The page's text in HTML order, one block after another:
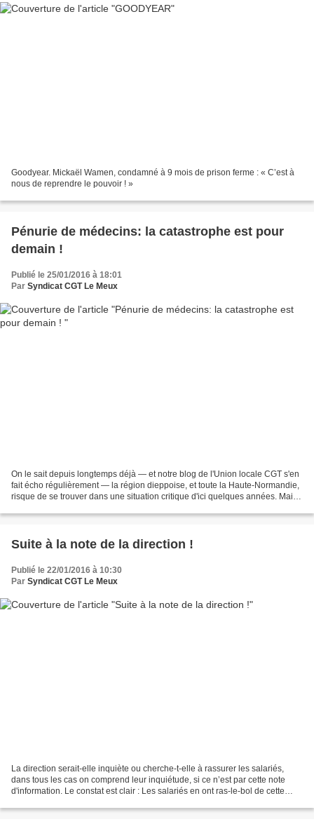
Goodyear. Mickaël Wamen, condamné à 9 mois de prison ferme : « C’est à
nous de reprendre le pouvoir ! »
Pénurie de médecins: la catastrophe est pour
demain !
Publié le 25/01/2016 à 18:01
Par Syndicat CGT Le Meux
On le sait depuis longtemps déjà — et notre blog de l'Union locale CGT s'en
fait écho régulièrement — la région dieppoise, et toute la Haute-Normandie,
risque de se trouver dans une situation critique d'ici quelques années. Mais
Suite à la note de la direction !
Publié le 22/01/2016 à 10:30
Par Syndicat CGT Le Meux
La direction serait-elle inquiète ou cherche-t-elle à rassurer les salariés,
dans tous les cas on comprend leur inquiétude, si ce n’est par cette note
d'information. Le constat est clair : Les salariés en ont ras-le-bol de cette